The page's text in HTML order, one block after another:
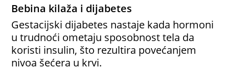
Bebina kilaža i dijabetes
Gestacijski dijabetes nastaje kada hormoni
u trudnoći ometaju sposobnost tela da
koristi insulin, što rezultira povećanjem
nivoa šećera u krvi.